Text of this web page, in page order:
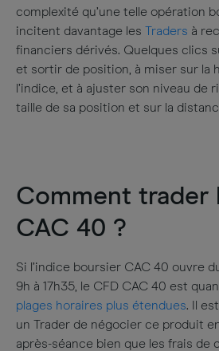
complexité qu’une telle opération
incitent davantage les Traders à
financiers dérivés. Quelques clics
et sortir de position, à miser sur la
l’indice, et à ajuster son niveau de
taille de sa position et sur la
Comment trader
CAC 40 ?
Si l’indice boursier CAC 40 ouvre
9h à 17h35, le CFD CAC 40 est
plages horaires plus étendues. Il
un Trader de négocier ce produit
après-séance bien que les frais de